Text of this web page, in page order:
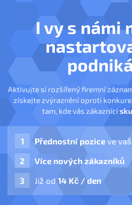
I vy s námi
Aktivujte si rozšířený firemní
získejte zvýraznění oproti
tam, kde vás zákazníci
Přednostní pozice ve
Více nových zákazníků
Již od14 Kč / den